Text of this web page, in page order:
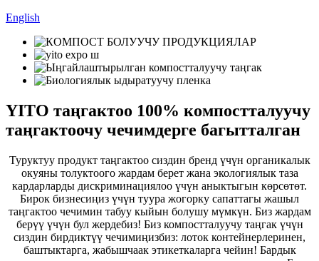
English
YITO таңгактоо 100% компостталуучу
таңгактоочу чечимдерге багытталган
Туруктуу продукт таңгактоо сиздин бренд үчүн органикалык
окуяны толуктоого жардам берет жана экологиялык таза
кардарларды дискриминациялоо үчүн аныктыгын көрсөтөт.
Бирок бизнесиңиз үчүн туура жогорку сапаттагы жашыл
таңгактоо чечимин табуу кыйын болушу мүмкүн. Биз жардам
берүү үчүн бул жердебиз! Биз компостталуучу таңгак үчүн
сиздин бирдиктүү чечимиңизбиз: лоток контейнерлеринен,
баштыктарга, жабышчаак этикеткаларга чейин! Бардык